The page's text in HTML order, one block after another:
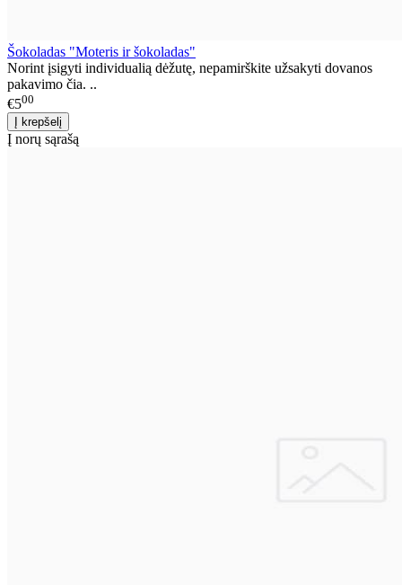
Šokoladas "Moteris ir šokoladas"
Norint įsigyti individualią dėžutę, nepamirškite užsakyti dovanos
pakavimo čia. ..
€500
Į norų sąrašą